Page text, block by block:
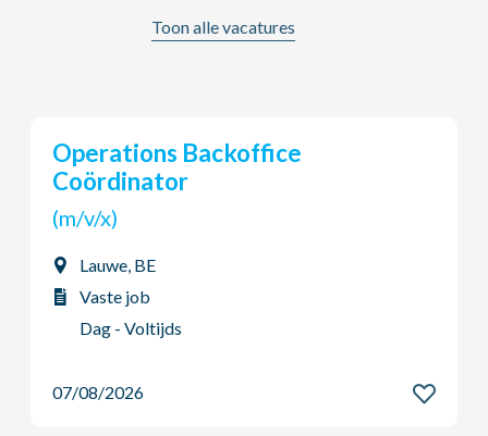
Toon alle vacatures
Young Potential Planner
(m/v/x)